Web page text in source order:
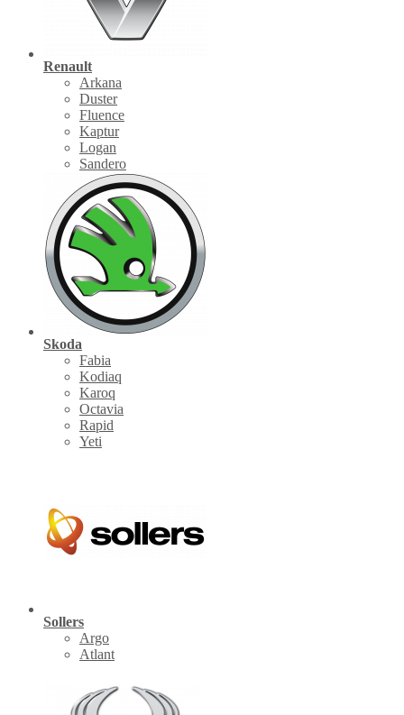
Renault
Arkana
Duster
Fluence
Kaptur
Logan
Sandero
Skoda
Fabia
Kodiaq
Karoq
Octavia
Rapid
Yeti
Sollers
Argo
Atlant